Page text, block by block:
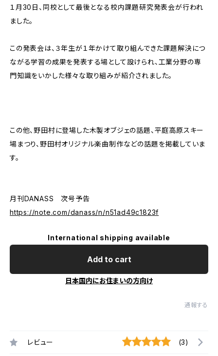
１月30日、同校として最後となる校内課題研究発表会が行われ
ました。
この発表会は、３年生が１年かけて取り組んできた課題解決につ
ながる学習の成果を発表する場として設けられ、工業分野の専
門知識をいかした様々な取り組みが紹介されました。
この他、野田村に登場した木製オブジェの話題、平庭高原スキー
場まつり、野田村オリジナル楽曲制作などの話題を掲載していま
す。
月刊DANASS 次号予告
https://note.com/danass/n/n51ad49c1823f
International shipping available
Add to cart
日本国内にお住まいの方向け
通報する
レビュー (3)